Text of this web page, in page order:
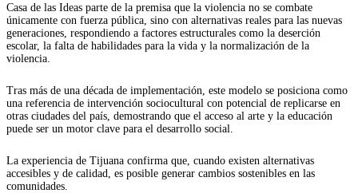
Casa de las Ideas parte de la premisa que la violencia no se combate
únicamente con fuerza pública, sino con alternativas reales para las nuevas
generaciones, respondiendo a factores estructurales como la deserción
escolar, la falta de habilidades para la vida y la normalización de la
violencia.
Tras más de una década de implementación, este modelo se posiciona como
una referencia de intervención sociocultural con potencial de replicarse en
otras ciudades del país, demostrando que el acceso al arte y la educación
puede ser un motor clave para el desarrollo social.
La experiencia de Tijuana confirma que, cuando existen alternativas
accesibles y de calidad, es posible generar cambios sostenibles en las
comunidades.